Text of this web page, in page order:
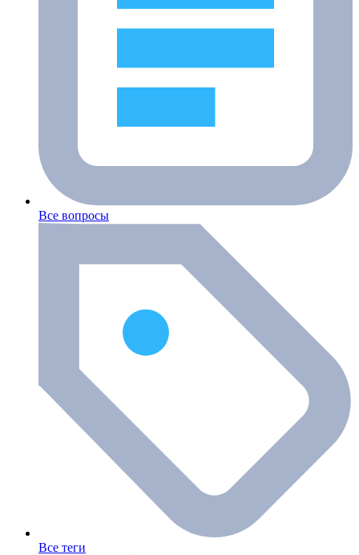
Все вопросы
Все теги